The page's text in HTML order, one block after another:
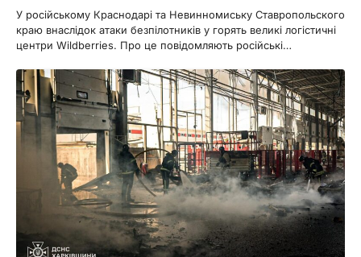
У російському Краснодарі та Невинномиську Ставропольского
краю внаслідок атаки безпілотників у горять великі логістичні
центри Wildberries. Про це повідомляють російські…